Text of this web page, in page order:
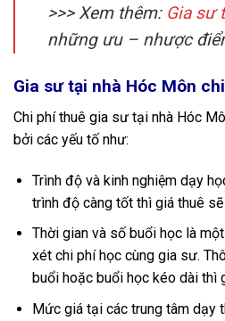
>>> Xem thêm: Gia sư
những ưu – nhược
Gia sư tại nhà Hóc Môn
Chi phí thuê gia sư tại nhà Hóc
bởi các yếu tố như:
Trình độ và kinh nghiệm dạy
trình độ càng tốt thì giá thuê sẽ
Thời gian và số buổi học là
xét chi phí học cùng gia sư.
buổi hoặc buổi học kéo dài thì
Mức giá tại các trung tâm dạy